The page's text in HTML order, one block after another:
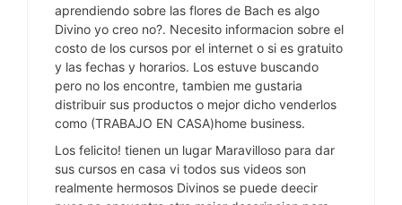
aprendiendo sobre las flores de Bach es algo
Divino yo creo no?. Necesito informacion sobre el
costo de los cursos por el internet o si es gratuito
y las fechas y horarios. Los estuve buscando
pero no los encontre, tambien me gustaria
distribuir sus productos o mejor dicho venderlos
como (TRABAJO EN CASA)home business.
Los felicito! tienen un lugar Maravilloso para dar
sus cursos en casa vi todos sus videos son
realmente hermosos Divinos se puede deecir